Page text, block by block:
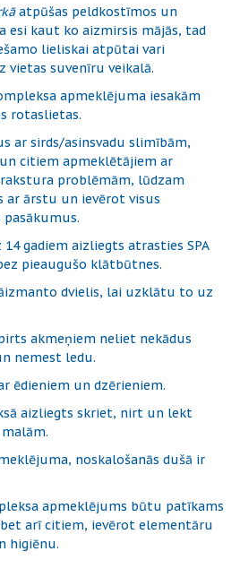
atpūšas peldkostīmos un
esi kaut ko aizmirsis mājās, tad
lieliskai atpūtai vari
vietas suvenīru veikalā.
apmeklējuma iesakām
rotaslietas.
ar sirds/asinsvadu slimībām,
citiem apmeklētājiem ar
problēmām, lūdzam
ar ārstu un ievērot visus
pasākumus.
gadiem aizliegts atrasties SPA
pieaugušo klātbūtnes.
dvielis, lai uzklātu to uz
akmeņiem neliet nekādus
nemest ledu.
ēdieniem un dzērieniem.
aizliegts skriet, nirt un lekt
noskalošanās dušā ir
apmeklējums būtu patīkams
bet arī citiem, ievērot elementāru
higiēnu.